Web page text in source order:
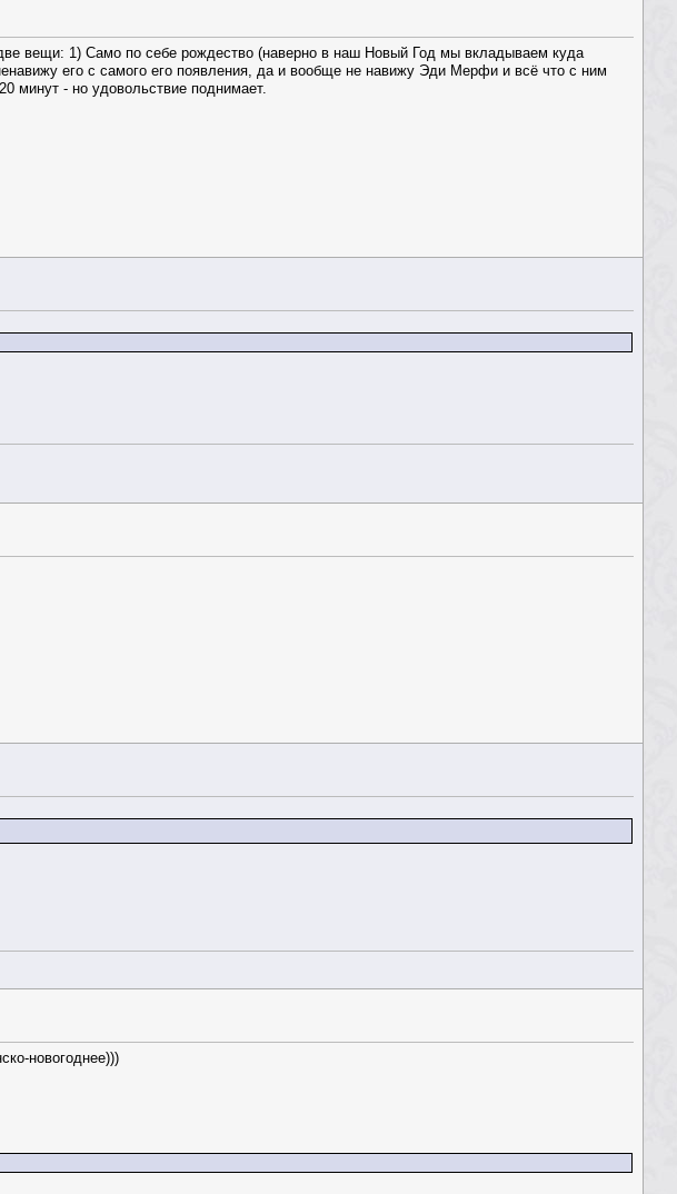
вещи: 1) Само по себе рождество (наверно в наш Новый Год мы вкладываем куда
его с самого его появления, да и вообще не навижу Эди Мерфи и всё что с ним
минут - но удовольствие поднимает.
новогоднее)))